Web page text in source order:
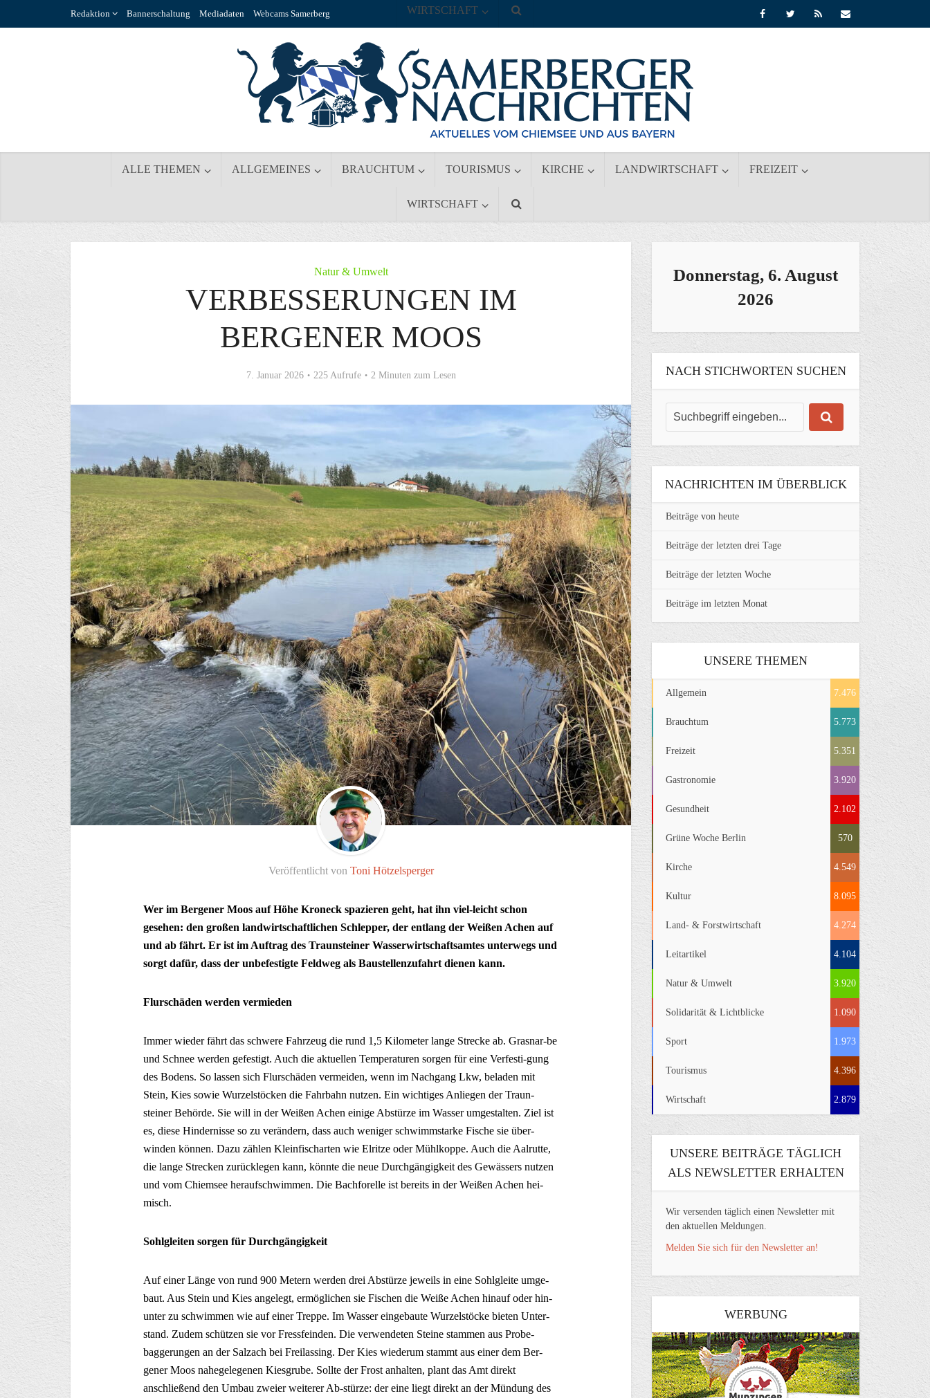
Redaktion Bannerschaltung Mediadaten Webcams Samerberg
ALLE THEMEN ALLGEMEINES BRAUCHTUM TOURISMUS KIRCHE LANDWIRTSCHAFT FREIZEIT
WIRTSCHAFT
WIRTSCHAFT
Natur & Umwelt
VERBESSERUNGEN IM
BERGENER MOOS
7. Januar 2026 225 Aufrufe 2 Minuten zum Lesen
Veröffentlicht von Toni Hötzelsperger
Wer im Bergener Moos auf Höhe Kroneck spazieren geht, hat ihn viel-leicht schon
gesehen: den großen landwirtschaftlichen Schlepper, der entlang der Weißen Achen auf
und ab fährt. Er ist im Auftrag des Traunsteiner Wasserwirtschaftsamtes unterwegs und
sorgt dafür, dass der unbefestigte Feldweg als Baustellenzufahrt dienen kann.
Flurschäden werden vermieden
Immer wieder fährt das schwere Fahrzeug die rund 1,5 Kilometer lange Strecke ab. Grasnar-be
und Schnee werden gefestigt. Auch die aktuellen Temperaturen sorgen für eine Verfesti-gung
des Bodens. So lassen sich Flurschäden vermeiden, wenn im Nachgang Lkw, beladen mit
Stein, Kies sowie Wurzelstöcken die Fahrbahn nutzen. Ein wichtiges Anliegen der Traun-
steiner Behörde. Sie will in der Weißen Achen einige Abstürze im Wasser umgestalten. Ziel ist
es, diese Hindernisse so zu verändern, dass auch weniger schwimmstarke Fische sie über-
winden können. Dazu zählen Kleinfischarten wie Elritze oder Mühlkoppe. Auch die Aalrutte,
die lange Strecken zurücklegen kann, könnte die neue Durchgängigkeit des Gewässers nutzen
und vom Chiemsee heraufschwimmen. Die Bachforelle ist bereits in der Weißen Achen hei-
misch.
Sohlgleiten sorgen für Durchgängigkeit
Auf einer Länge von rund 900 Metern werden drei Abstürze jeweils in eine Sohlgleite umge-
baut. Aus Stein und Kies angelegt, ermöglichen sie Fischen die Weiße Achen hinauf oder hin-
unter zu schwimmen wie auf einer Treppe. Im Wasser eingebaute Wurzelstöcke bieten Unter-
stand. Zudem schützen sie vor Fressfeinden. Die verwendeten Steine stammen aus Probe-
baggerungen an der Salzach bei Freilassing. Der Kies wiederum stammt aus einer dem Ber-
gener Moos nahegelegenen Kiesgrube. Sollte der Frost anhalten, plant das Amt direkt
anschließend den Umbau zweier weiterer Ab-stürze: der eine liegt direkt an der Mündung des
Donnerstag, 6. August
2026
NACH STICHWORTEN SUCHEN
NACHRICHTEN IM ÜBERBLICK
Beiträge von heute
Beiträge der letzten drei Tage
Beiträge der letzten Woche
Beiträge im letzten Monat
UNSERE THEMEN
Allgemein 7.476
Brauchtum 5.773
Freizeit 5.351
Gastronomie 3.920
Gesundheit 2.102
Grüne Woche Berlin 570
Kirche 4.549
Kultur 8.095
Land- & Forstwirtschaft 4.274
Leitartikel 4.104
Natur & Umwelt 3.920
Solidarität & Lichtblicke 1.090
Sport 1.973
Tourismus 4.396
Wirtschaft 2.879
UNSERE BEITRÄGE TÄGLICH
ALS NEWSLETTER ERHALTEN
Wir versenden täglich einen Newsletter mit
den aktuellen Meldungen.
Melden Sie sich für den Newsletter an!
WERBUNG